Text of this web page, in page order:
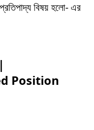
বিষয় হলো- এর
Position